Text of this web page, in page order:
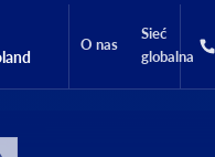
O nas
Sieć
globalna